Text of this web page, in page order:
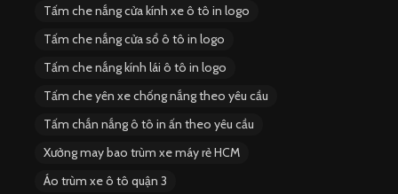
Tấm che nắng cửa kính xe ô tô in logo
Tấm che nắng cửa sổ ô tô in logo
Tấm che nắng kính lái ô tô in logo
Tấm che yên xe chống nắng theo yêu cầu
Tấm chắn nắng ô tô in ấn theo yêu cầu
Xưởng may bao trùm xe máy rẻ HCM
Áo trùm xe ô tô quận 3